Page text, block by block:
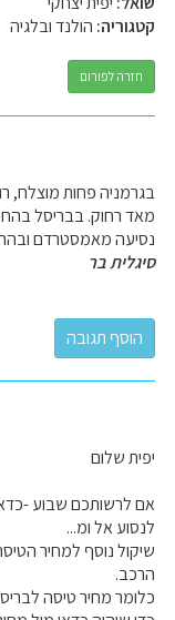
קטגוריה: הולנד ובלגיה
חזרה לפורום
בגרמניה פחות מוצלח,
מאד רחוק. בבריסל
נסיעה מאמסטרדם
סיגלית בר
יפית שלום
אם לרשותכם שבוע -
לנסוע אל ומ...
שיקול נוסף למחיר
הרכב.
כלומר מחיר טיסה